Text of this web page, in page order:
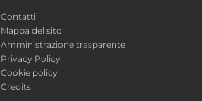
Contatti
Mappa del sito
Amministrazione trasparente
Privacy Policy
Cookie policy
Credits